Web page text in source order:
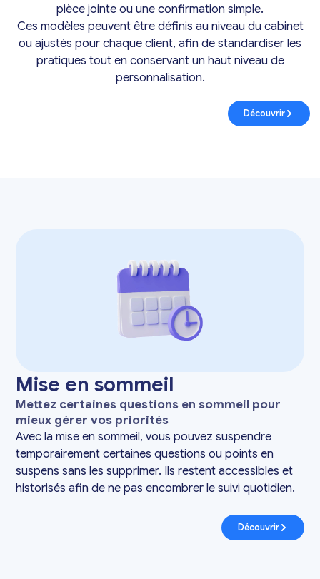
Rémunération dirigeant
Compte courant associé
Votre réponse
pièce jointe ou une confirmation simple.
Ces modèles peuvent être définis au niveau du cabinet
ou ajustés pour chaque client, afin de standardiser les
pratiques tout en conservant un haut niveau de
personnalisation.
Découvrir
Mise en sommeil
Mettez certaines questions en sommeil pour
mieux gérer vos priorités
Avec la mise en sommeil, vous pouvez suspendre
temporairement certaines questions ou points en
suspens sans les supprimer. Ils restent accessibles et
historisés afin de ne pas encombrer le suivi quotidien.
Découvrir